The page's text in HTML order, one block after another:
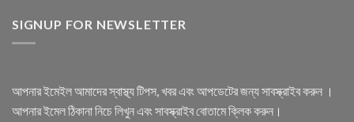
SIGNUP FOR NEWSLETTER
আপনার ইমেইল আমাদের স্বাস্থ্য টিপস, খবর এবং আপডেটের জন্য সাবস্ক্রাইব করুন ।
আপনার ইমেল ঠিকানা নিচে লিখুন এবং সাবস্ক্রাইব বোতামে ক্লিক করুন।